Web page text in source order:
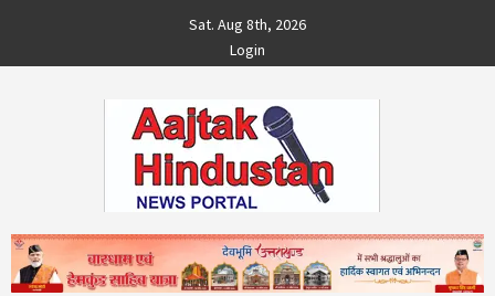
content
Sat. Aug 8th, 2026
Login